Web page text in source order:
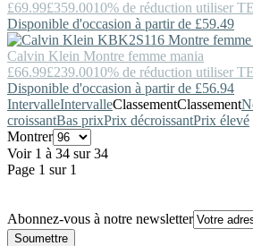
£69.99£359.0010% de réduction utiliser
Disponible d'occasion à partir de £59.49
Calvin Klein Montre femme mania
£66.99£239.0010% de réduction utiliser
Disponible d'occasion à partir de £56.94
IntervalleIntervalleClassementClassement
croissantBas prixPrix décroissantPrix élevé
Montrer
Voir 1 à 34 sur 34
Page 1 sur 1
Abonnez-vous à notre newsletter